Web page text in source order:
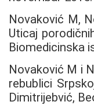
Novaković M,
Uticaj
Biomedicinska
Novaković M i
rebublici
Dimitrijebvić,